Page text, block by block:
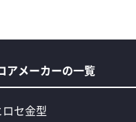
アメーカーの一覧
セ金型